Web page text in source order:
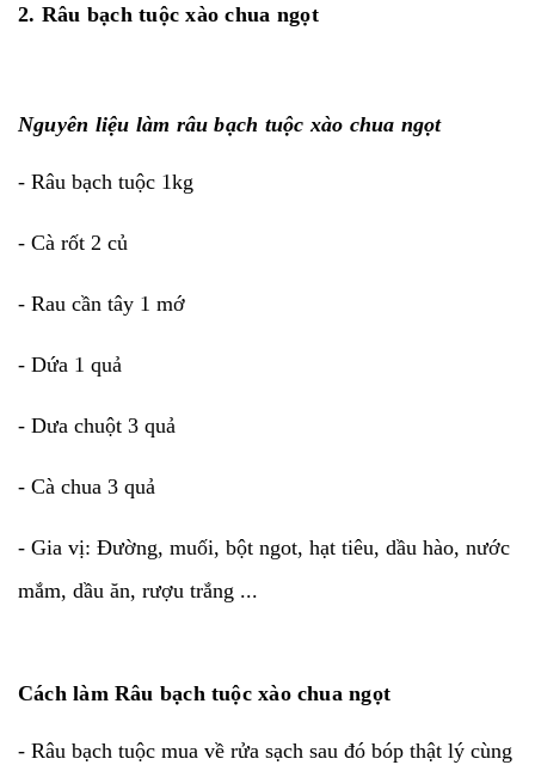
2. Râu bạch tuộc xào chua ngọt
Nguyên liệu làm râu bạch tuộc xào chua ngọt
- Râu bạch tuộc 1kg
- Cà rốt 2 củ
- Rau cần tây 1 mớ
- Dứa 1 quả
- Dưa chuột 3 quả
- Cà chua 3 quả
- Gia vị: Đường, muối, bột ngot, hạt tiêu, dầu hào, nước
mắm, dầu ăn, rượu trắng ...
Cách làm Râu bạch tuộc xào chua ngọt
- Râu bạch tuộc mua về rửa sạch sau đó bóp thật lý cùng